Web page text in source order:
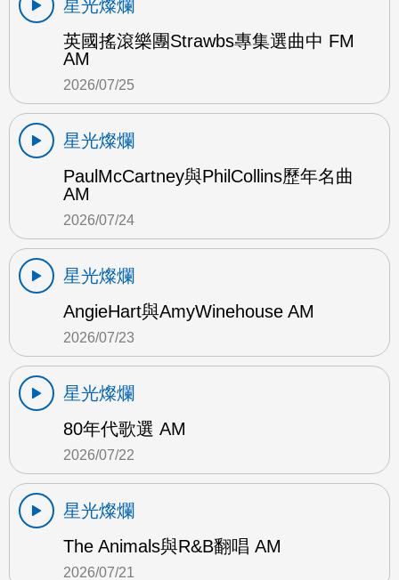
星光燦爛
英國搖滾樂團Strawbs專集選曲中 FM
AM
2026/07/25
星光燦爛
PaulMcCartney與PhilCollins歷年名曲
AM
2026/07/24
星光燦爛
AngieHart與AmyWinehouse AM
2026/07/23
星光燦爛
80年代歌選 AM
2026/07/22
星光燦爛
The Animals與R&B翻唱 AM
2026/07/21